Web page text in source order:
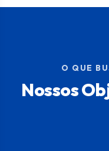
O QUE
Nossos